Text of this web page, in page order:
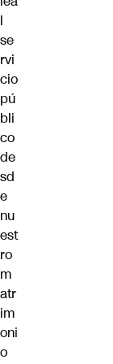
l
se
rvi
cio
pú
bli
co
de
sd
e
nu
est
ro
m
atr
im
oni
o